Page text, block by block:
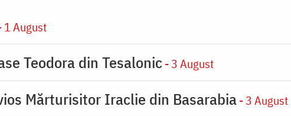
1 August
Teodora din Tesalonic - 3 August
Mărturisitor Iraclie din Basarabia- 3 August